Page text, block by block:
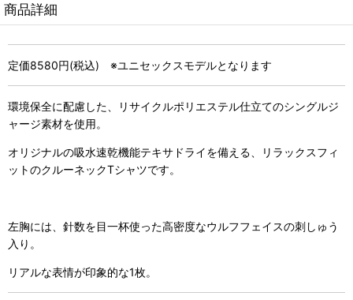
商品詳細
定価8580円(税込) ※ユニセックスモデルとなります
環境保全に配慮した、リサイクルポリエステル仕立てのシングルジ
ャージ素材を使用。
オリジナルの吸水速乾機能テキサドライを備える、リラックスフィ
ットのクルーネックTシャツです。
左胸には、針数を目一杯使った高密度なウルフフェイスの刺しゅう
入り。
リアルな表情が印象的な1枚。